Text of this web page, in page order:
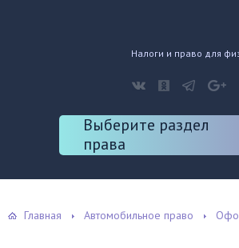
Налоги и право для
Выберите раздел
права
Главная Автомобильное право